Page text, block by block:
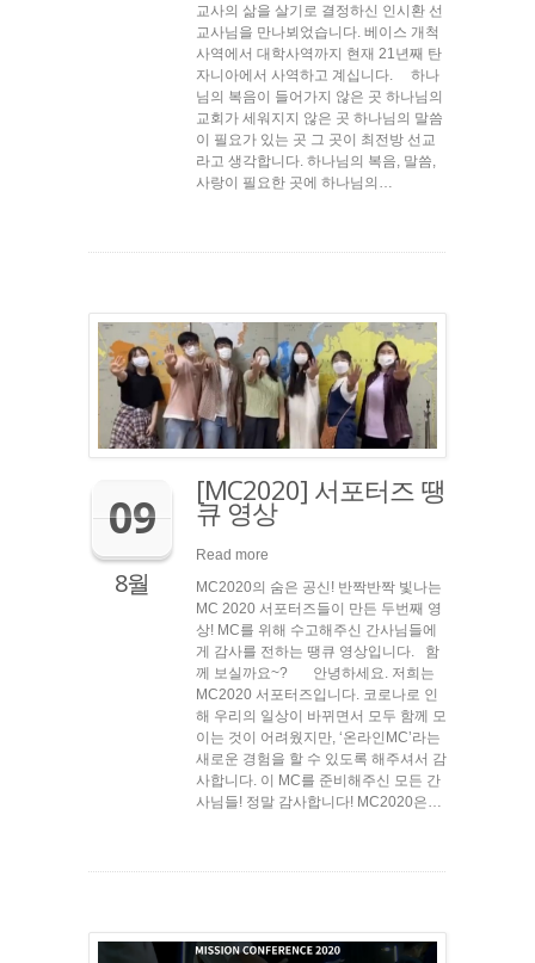
교사의 삶을 살기로 결정하신 인시환 선
교사님을 만나뵈었습니다. 베이스 개척
사역에서 대학사역까지 현재 21년째 탄
자니아에서 사역하고 계십니다. 하나
님의 복음이 들어가지 않은 곳 하나님의
교회가 세워지지 않은 곳 하나님의 말씀
이 필요가 있는 곳 그 곳이 최전방 선교
라고 생각합니다. 하나님의 복음, 말씀,
사랑이 필요한 곳에 하나님의…
09
8월
[MC2020] 서포터즈 땡
큐 영상
Read more
MC2020의 숨은 공신! 반짝반짝 빛나는
MC 2020 서포터즈들이 만든 두번째 영
상! MC를 위해 수고해주신 간사님들에
게 감사를 전하는 땡큐 영상입니다. 함
께 보실까요~? 안녕하세요. 저희는
MC2020 서포터즈입니다. 코로나로 인
해 우리의 일상이 바뀌면서 모두 함께 모
이는 것이 어려웠지만, ‘온라인MC’라는
새로운 경험을 할 수 있도록 해주셔서 감
사합니다. 이 MC를 준비해주신 모든 간
사님들! 정말 감사합니다! MC2020은…